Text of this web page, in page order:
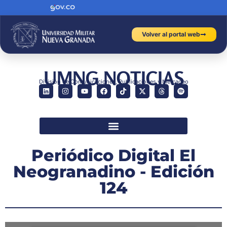
Volver al portal web
UMNG NOTICIAS
División de Comunicaciones, Publicaciones y Mercadeo
Periódico Digital El
Neogranadino - Edición
124